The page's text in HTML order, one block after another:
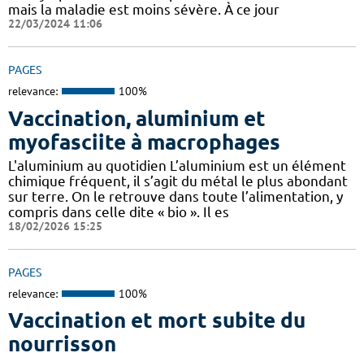
mais la maladie est moins sévère. À ce jour
22/03/2024 11:06
PAGES
relevance: 100%
Vaccination, aluminium et
myofasciite à macrophages
L'aluminium au quotidien L’aluminium est un élément
chimique fréquent, il s’agit du métal le plus abondant
sur terre. On le retrouve dans toute l’alimentation, y
compris dans celle dite « bio ». Il es
18/02/2026 15:25
PAGES
relevance: 100%
Vaccination et mort subite du
nourrisson